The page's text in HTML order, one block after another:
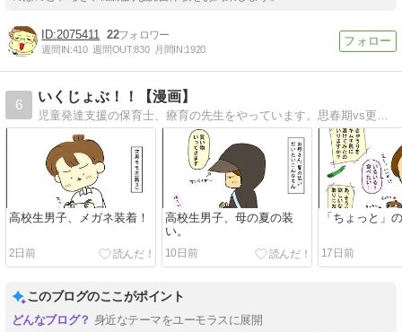
2075411 22
週間IN:410 週間OUT:830 月間IN:1920
6
いくじょぶ！！【漫画】
児童発達支援の保育士、療育の先生をやっています。思春期vs更年期な中高生息子と母の日常まんがと、療育・保育の話。
高校生男子、メガネ装着！
2日前
高校生男子、母の夏の装
い。
10日前
「ちょっと」
17日前
このブログのここがポイント
身近なテーマをユーモラスに展開